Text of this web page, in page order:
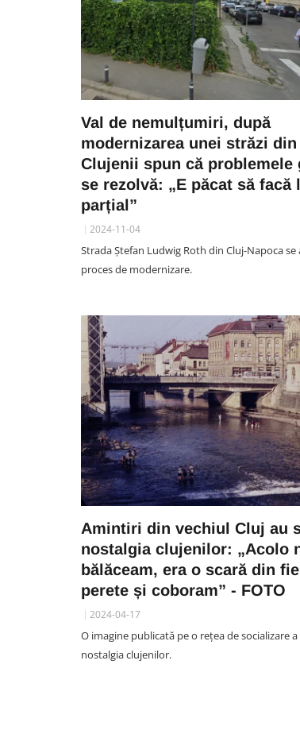
Val de nemulțumiri, după
modernizarea unei străzi
Clujenii spun că problemele
se rezolvă: „E păcat să facă
parțial”
2024-11-04
Strada Ștefan Ludwig Roth din Cluj-Napoca se
proces de modernizare.
Amintiri din vechiul Cluj au
nostalgia clujenilor: „Acolo
bălăceam, era o scară din
perete și coboram” - FOTO
2024-04-17
O imagine publicată pe o rețea de socializare
nostalgia clujenilor.